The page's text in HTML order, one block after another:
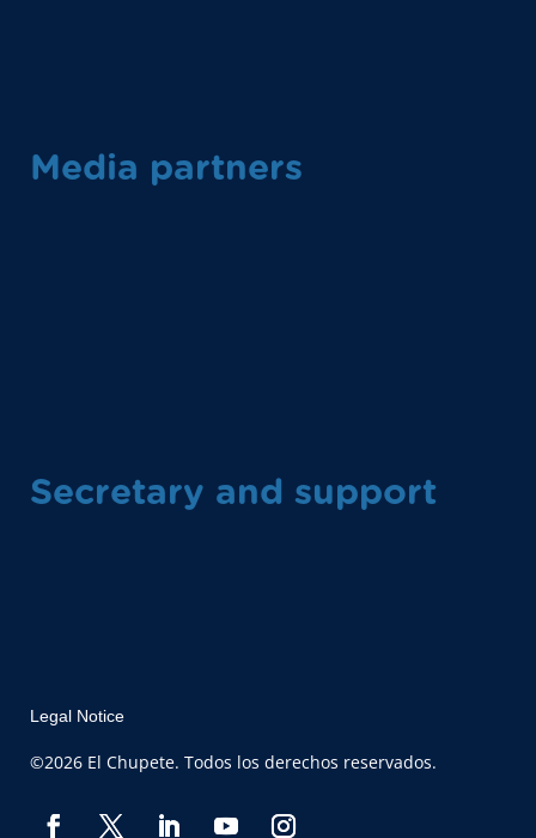
Media partners
Secretary and support
Legal Notice
©2026 El Chupete. Todos los derechos reservados.